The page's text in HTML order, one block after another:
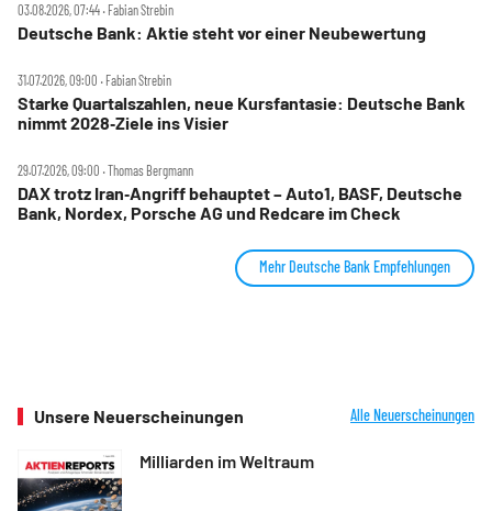
03.08.2026, 07:44 ‧ Fabian Strebin
Deutsche Bank: Aktie steht vor einer Neubewertung
31.07.2026, 09:00 ‧ Fabian Strebin
Starke Quartalszahlen, neue Kursfantasie: Deutsche Bank
nimmt 2028‑Ziele ins Visier
29.07.2026, 09:00 ‧ Thomas Bergmann
DAX trotz Iran‑Angriff behauptet – Auto1, BASF, Deutsche
Bank, Nordex, Porsche AG und Redcare im Check
Mehr Deutsche Bank Empfehlungen
Unsere Neuerscheinungen Alle Neuerscheinungen
Milliarden im Weltraum